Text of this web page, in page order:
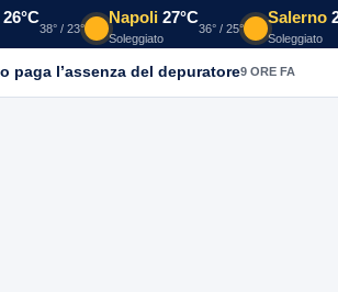
26°C
38° / 23°
Napoli 27°C
Soleggiato
36° / 25°
Salerno
Soleggiato
paga l’assenza del depuratore9 ORE FA